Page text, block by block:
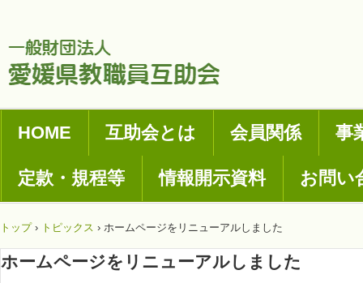
HOME 互助会とは 会員関係 事
定款・規程等 情報開示資料 お問い
トップ › トピックス › ホームページをリニューアルしました
ホームページをリニューアルしました